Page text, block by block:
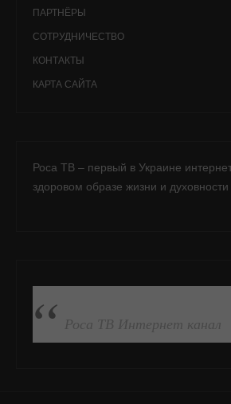
ПАРТНЁРЫ
СОТРУДНИЧЕСТВО
КОНТАКТЫ
КАРТА САЙТА
Роса ТВ – первый в Украине
здоровом образе жизни и духовности
ПОДПИСАТЬСЯ НА FB
Роса ТВ Интернет канал